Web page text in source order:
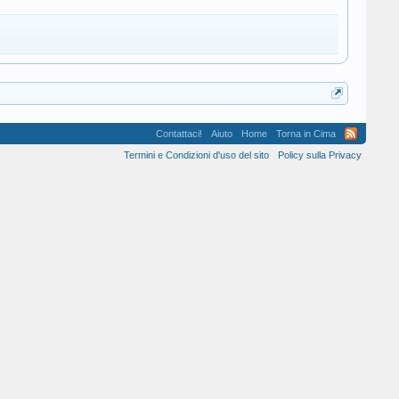
Contattaci! Aiuto Home
Torna in Cima
Termini e Condizioni d'uso del sito
Policy sulla Privacy